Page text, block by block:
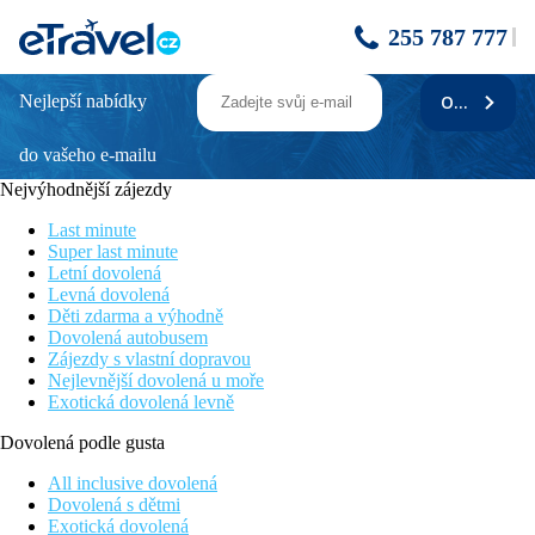
255 787 777
Summer Dream
Výborný poměr kvality a ceny
6 km od unikátního Údolí motýlů
Rodinné pokoje
Program all inclusive
Informace o hotelu
Hotel Summer Dream je komplex několika budov v řeckém
stylu, nedaleko pláže v letovisku Theologos, asi 4 kilometry od
letiště na ostrově Rhodos, cca 20 kilometrů od hlavního města
Rhodos a 6 kilometrů od Údolí motýlů. Asi 250 metrů od hotelu
je zastávka autobusu se spojením do hlavního města Rhodos. V
blízkosti hotelu Summer Dream jsou minimarkety a obchůdky.
Vzdálenost
pláže: 500 m
letiště: 8 km Rhodos
Nejlepší nabídky
do vašeho e-mailu
ODEBÍRAT
Nejvýhodnější zájezdy
Last minute
Super last minute
Letní dovolená
Levná dovolená
Děti zdarma a výhodně
Dovolená autobusem
Zájezdy s vlastní dopravou
Nejlevnější dovolená u moře
Exotická dovolená levně
Dovolená podle gusta
All inclusive dovolená
Dovolená s dětmi
Exotická dovolená